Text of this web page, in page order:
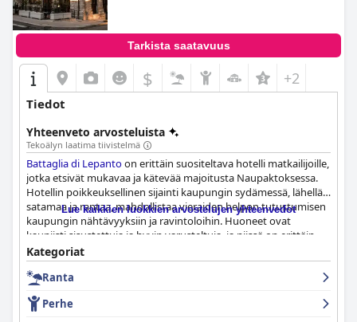
Tarkista saatavuus
$ +2
Tiedot
Yhteenveto arvosteluista
Tekoälyn laatima tiivistelmä
Battaglia di Lepantoon erittäin suositeltava hotelli matkailijoille,
jotka etsivät mukavaa ja kätevää majoitusta Naupaktoksessa.
Hotellin poikkeuksellinen sijainti kaupungin sydämessä, lähellä
satamaa ja rantaa, mahdollistaa vieraiden helpon tutustumisen
kaupungin nähtävyyksiin ja ravintoloihin. Huoneet ovat
kauniisti sisustettuja ja hyvin varusteltuja, ja niissä on erittäin
mukavat sängyt ja suuret suihkut. Aamiaisbuffet on fantastinen,
ja siinä on laaja valikoima tuoreita ja käsintehtyjä vaihtoehtoja,
kuten kreikkalaisia erikoisuuksia ja herkullista kahvia. Hotellin
erinomaista puhtautta ja huomiota yksityiskohtiin kehuvat
jatkuvasti vieraat, samoin kuin ystävällinen ja avulias
Lue kaikkien luokkien arvostelujen yhteenvedot
Kategoriat
Ranta
Perhe